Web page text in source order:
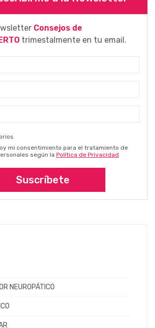
Consejos de
trimestalmente en tu email.
mi consentimiento para el tratamiento de
según la Política de Privacidad
Suscríbete
NEUROPÁTICO